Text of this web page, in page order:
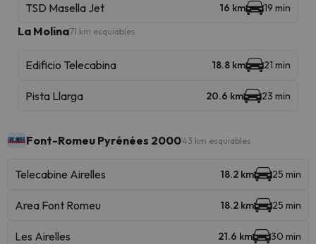
TSD Masella Jet 16 km 19 min
La Molina71 km esquiables
Edificio Telecabina 18.8 km 21 min
Pista Llarga 20.6 km 23 min
Font-Romeu Pyrénées 200043 km esquiables
Telecabine Airelles 18.2 km 25 min
Area Font Romeu 18.2 km 25 min
Les Airelles 21.6 km 30 min